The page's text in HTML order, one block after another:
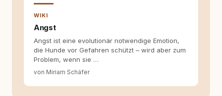
WIKI
Angst
Angst ist eine evolutionär notwendige Emotion,
die Hunde vor Gefahren schützt – wird aber zum
Problem, wenn sie …
von Miriam Schäfer